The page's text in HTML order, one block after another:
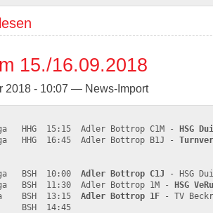
15./16.09.2018
2018 - 10:07 — News-Import
HHG  15:15  Adler Bottrop C1M - HSG
HHG  16:45  Adler Bottrop B1J -
BSH  10:00 Adler Bottrop C1J - HSG
BSH  11:30  Adler Bottrop 1M - HSG
BSH  13:15 Adler Bottrop 1F - TV
BSH  14:45